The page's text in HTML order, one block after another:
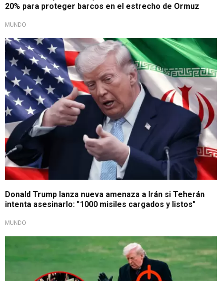
20% para proteger barcos en el estrecho de Ormuz
MUNDO
Tensión entre países aumenta
Donald Trump lanza nueva amenaza a Irán si Teherán
intenta asesinarlo: "1000 misiles cargados y listos"
MUNDO
Alerta posible ataque